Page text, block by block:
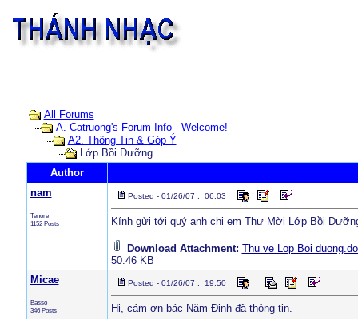
All Forums
A. Catruong's Forum Info - Welcome!
A2. Thông Tin & Góp Ý
Lớp Bồi Dưỡng
Author
nam
Tenore
1152 Posts
Posted - 01/26/07 : 06:03
Kính gửi tới quý anh chị em Thư Mời Lớp Bồi
Download Attachment: Thu ve Lop Boi
50.46 KB
Micae
Basso
346 Posts
Posted - 01/26/07 : 19:50
Hi, cám ơn bác Năm Đinh đã thông tin.